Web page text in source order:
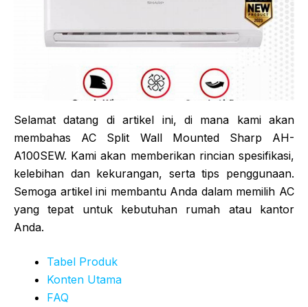
Selamat datang di artikel ini, di mana kami akan
membahas AC Split Wall Mounted Sharp AH-
A100SEW. Kami akan memberikan rincian spesifikasi,
kelebihan dan kekurangan, serta tips penggunaan.
Semoga artikel ini membantu Anda dalam memilih AC
yang tepat untuk kebutuhan rumah atau kantor
Anda.
Tabel Produk
Konten Utama
FAQ